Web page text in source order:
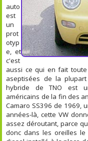
auto
est
un
prot
otyp
e, et
c'est
aussi ce qui en fait
aseptisées de la
hybride de TNO est
américains de la fin des
Camaro SS396 de 1969,
années-là, cette VW
assez déroutant, parce
donc dans les oreilles